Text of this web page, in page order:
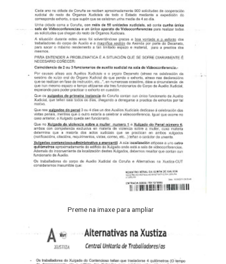
Preme na imaxe para ampliar